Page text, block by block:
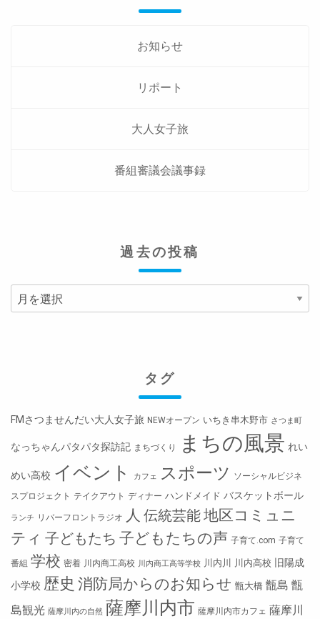
お知らせ
リポート
大人女子旅
番組審議会議事録
過去の投稿
タグ
FMさつませんだい大人女子旅 NEWオープン いちき串木野市 さつま町
なっちゃんパタパタ探訪記 まちづくり まちの風景 れい
めい高校 イベント カフェ スポーツ ソーシャルビジネ
スプロジェクト テイクアウト ディナー ハンドメイド バスケットボール
ランチ リバーフロントラジオ 人 伝統芸能地区コミュニ
ティ 子どもたち 子どもたちの声 子育て.com 子育て
番組 学校 密着 川内商工高校 川内商工高等学校 川内川 川内高校
旧陽成
小学校 歴史 消防局からのお知らせ 甑大橋 甑島 甑
島観光 薩摩川内の自然 薩摩川内市 薩摩川内市カフェ 薩摩川